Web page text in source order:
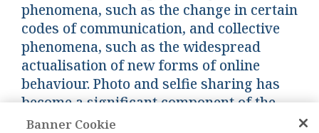
phenomena, such as the change in certain
codes of communication, and collective
phenomena, such as the widespread
actualisation of new forms of online
behaviour. Photo and selfie sharing has
become a significant component of the
online socialising experience.
Banner Cookie